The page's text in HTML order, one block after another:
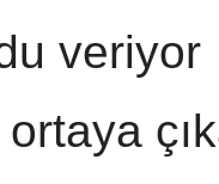
veriyor